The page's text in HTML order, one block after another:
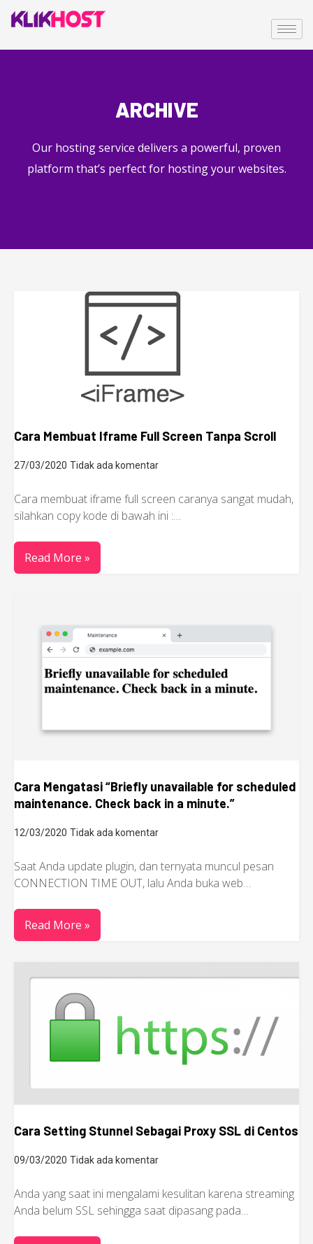
ARCHIVE
Our hosting service delivers a powerful, proven
platform that’s perfect for hosting your websites.
Cara Membuat Iframe Full Screen Tanpa Scroll
27/03/2020 Tidak ada komentar
Cara membuat iframe full screen caranya sangat mudah,
silahkan copy kode di bawah ini :…
Read More »
Cara Mengatasi “Briefly unavailable for scheduled
maintenance. Check back in a minute.”
12/03/2020 Tidak ada komentar
Saat Anda update plugin, dan ternyata muncul pesan
CONNECTION TIME OUT, lalu Anda buka web…
Read More »
Cara Setting Stunnel Sebagai Proxy SSL di Centos
09/03/2020 Tidak ada komentar
Anda yang saat ini mengalami kesulitan karena streaming
Anda belum SSL sehingga saat dipasang pada…